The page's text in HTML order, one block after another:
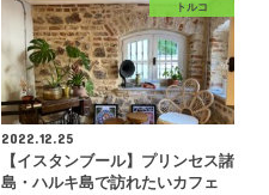
トルコ
2022.12.25
【イスタンブール】プリンセス諸
島・ハルキ島で訪れたいカフェ